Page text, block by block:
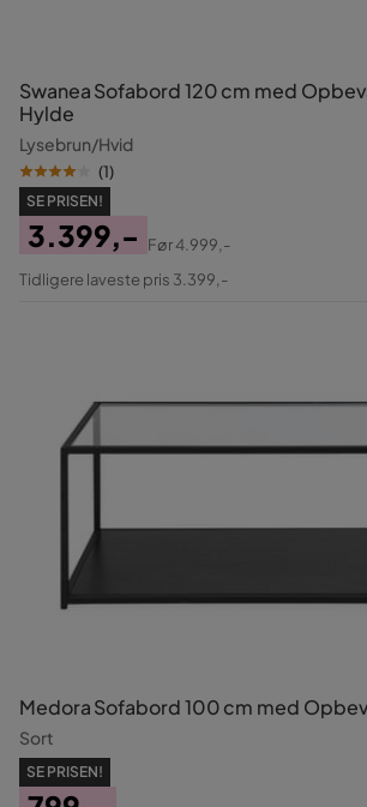
Swanea Sofabord 120 cm med
Hylde
Lysebrun/Hvid
(1)
SE PRISEN!
Pris
3.399,-
Original
Før4.999,-
Tidligere laveste pris 3.399,-
Medora Sofabord 100 cm med
Sort
SE PRISEN!